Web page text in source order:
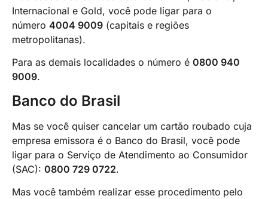
Internacional e Gold, você pode ligar para o
número 4004 9009 (capitais e regiões
metropolitanas).
Para as demais localidades o número é 0800 940
9009.
Banco do Brasil
Mas se você quiser cancelar um cartão roubado cuja
empresa emissora é o Banco do Brasil, você pode
ligar para o Serviço de Atendimento ao Consumidor
(SAC): 0800 729 0722.
Mas você também realizar esse procedimento pelo